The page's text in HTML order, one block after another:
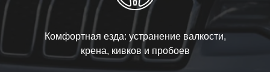
Комфортная езда: устранение валкости,
крена, кивков и пробоев